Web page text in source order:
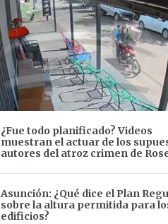
¿Fue todo planificado? Videos
muestran el actuar de los
autores del atroz crimen de
Asunción: ¿Qué dice el Plan
sobre la altura permitida para
edificios?